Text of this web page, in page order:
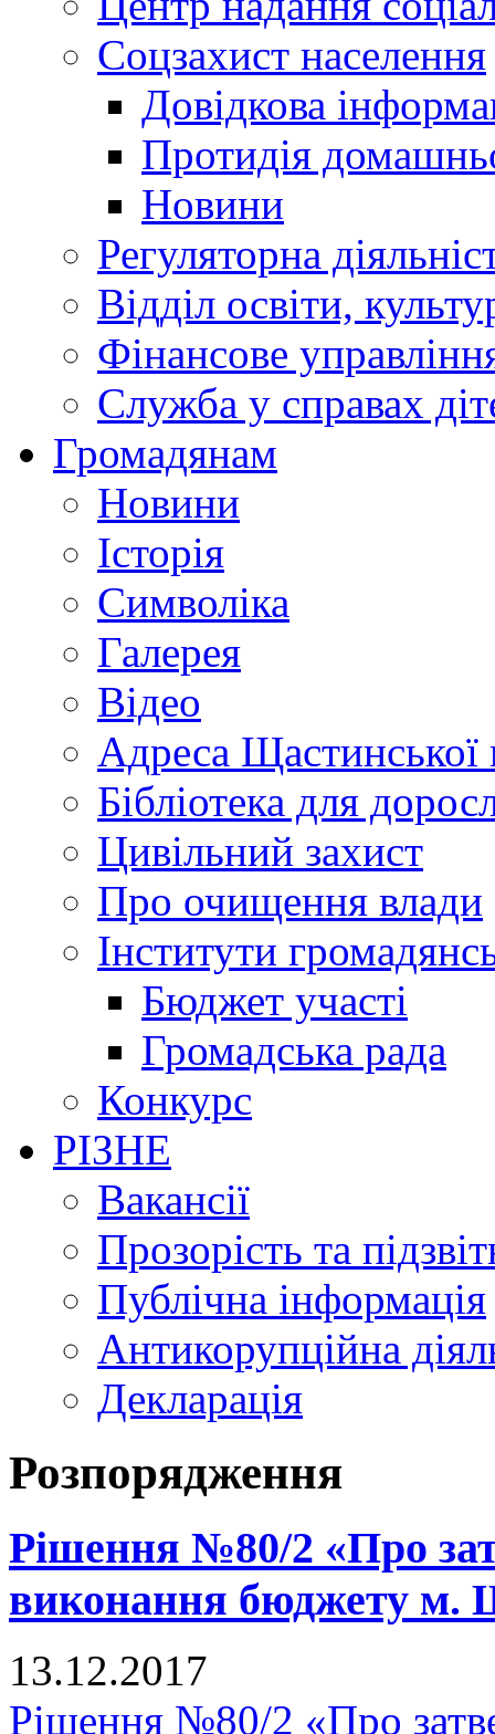
Соцзахист населення
Довідкова
Протидія
Новини
Регуляторна
Відділ освіти,
Фінансове
Служба у справах
Громадянам
Новини
Історія
Символіка
Галерея
Відео
Адреса Щастинської
Бібліотека для
Цивільний захист
Про очищення влади
Інститути
Бюджет участі
Громадська рада
Конкурс
РІЗНЕ
Вакансії
Прозорість та
Публічна інформація
Антикорупційна
Декларація
Розпорядження
Рішення №80/2 «Про
виконання бюджету м.
13.12.2017
Рішення №80/2 «Про